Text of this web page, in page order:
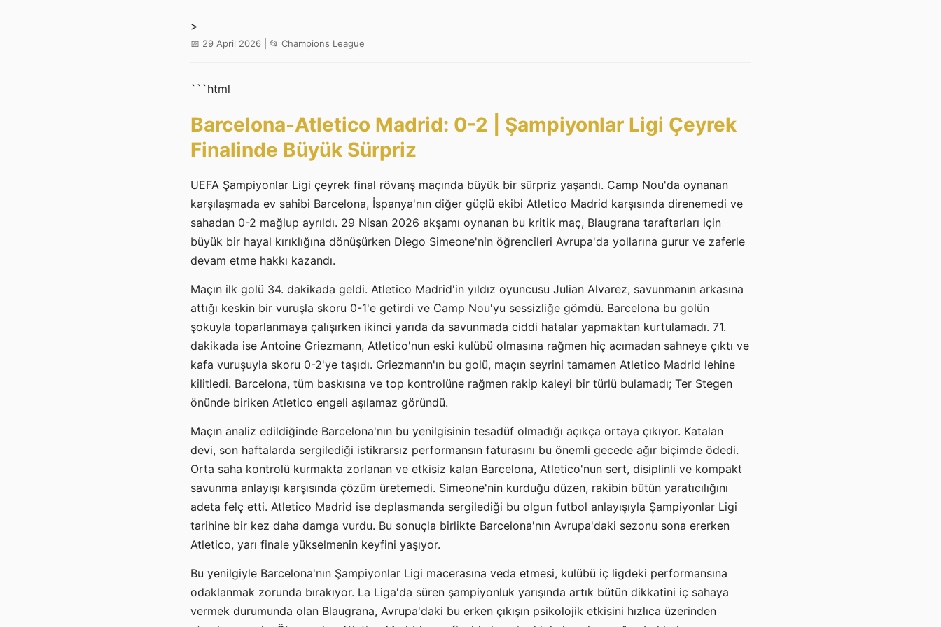
>
📅 29 April 2026 | 📂 Champions League
```html
Barcelona-Atletico Madrid: 0-2 | Şampiyonlar Ligi Çeyrek
Finalinde Büyük Sürpriz
UEFA Şampiyonlar Ligi çeyrek final rövanş maçında büyük bir sürpriz yaşandı. Camp Nou'da oynanan
karşılaşmada ev sahibi Barcelona, İspanya'nın diğer güçlü ekibi Atletico Madrid karşısında direnemedi ve
sahadan 0-2 mağlup ayrıldı. 29 Nisan 2026 akşamı oynanan bu kritik maç, Blaugrana taraftarları için
büyük bir hayal kırıklığına dönüşürken Diego Simeone'nin öğrencileri Avrupa'da yollarına gurur ve zaferle
devam etme hakkı kazandı.
Maçın ilk golü 34. dakikada geldi. Atletico Madrid'in yıldız oyuncusu Julian Alvarez, savunmanın arkasına
attığı keskin bir vuruşla skoru 0-1'e getirdi ve Camp Nou'yu sessizliğe gömdü. Barcelona bu golün
şokuyla toparlanmaya çalışırken ikinci yarıda da savunmada ciddi hatalar yapmaktan kurtulamadı. 71.
dakikada ise Antoine Griezmann, Atletico'nun eski kulübü olmasına rağmen hiç acımadan sahneye çıktı ve
kafa vuruşuyla skoru 0-2'ye taşıdı. Griezmann'ın bu golü, maçın seyrini tamamen Atletico Madrid lehine
kilitledi. Barcelona, tüm baskısına ve top kontrolüne rağmen rakip kaleyi bir türlü bulamadı; Ter Stegen
önünde biriken Atletico engeli aşılamaz göründü.
Maçın analiz edildiğinde Barcelona'nın bu yenilgisinin tesadüf olmadığı açıkça ortaya çıkıyor. Katalan
devi, son haftalarda sergilediği istikrarsız performansın faturasını bu önemli gecede ağır biçimde ödedi.
Orta saha kontrolü kurmakta zorlanan ve etkisiz kalan Barcelona, Atletico'nun sert, disiplinli ve kompakt
savunma anlayışı karşısında çözüm üretemedi. Simeone'nin kurduğu düzen, rakibin bütün yaratıcılığını
adeta felç etti. Atletico Madrid ise deplasmanda sergilediği bu olgun futbol anlayışıyla Şampiyonlar Ligi
tarihine bir kez daha damga vurdu. Bu sonuçla birlikte Barcelona'nın Avrupa'daki sezonu sona ererken
Atletico, yarı finale yükselmenin keyfini yaşıyor.
Bu yenilgiyle Barcelona'nın Şampiyonlar Ligi macerasına veda etmesi, kulübü iç ligdeki performansına
odaklanmak zorunda bırakıyor. La Liga'da süren şampiyonluk yarışında artık bütün dikkatini iç sahaya
vermek durumunda olan Blaugrana, Avrupa'daki bu erken çıkışın psikolojik etkisini hızlıca üzerinden